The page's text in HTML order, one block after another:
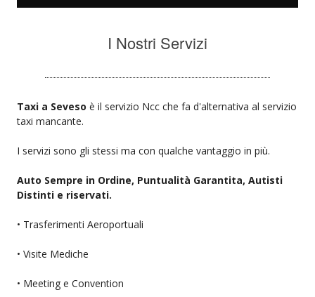
I Nostri Servizi
Taxi a Seveso è il servizio Ncc che fa d'alternativa al servizio
taxi mancante.
I servizi sono gli stessi ma con qualche vantaggio in più.
Auto Sempre in Ordine, Puntualità Garantita, Autisti
Distinti e riservati.
• Trasferimenti Aeroportuali
• Visite Mediche
• Meeting e Convention